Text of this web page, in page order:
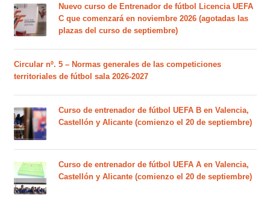
Nuevo curso de Entrenador de fútbol Licencia UEFA
C que comenzará en noviembre 2026 (agotadas las
plazas del curso de septiembre)
Circular nº. 5 – Normas generales de las competiciones
territoriales de fútbol sala 2026-2027
Curso de entrenador de fútbol UEFA B en Valencia,
Castellón y Alicante (comienzo el 20 de septiembre)
Curso de entrenador de fútbol UEFA A en Valencia,
Castellón y Alicante (comienzo el 20 de septiembre)